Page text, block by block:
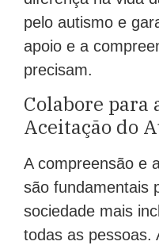
pelo autismo e
apoio e a
precisam.
Colabore para
Aceitação do
A compreensão e
são fundamentais
sociedade mais
todas as pessoas.